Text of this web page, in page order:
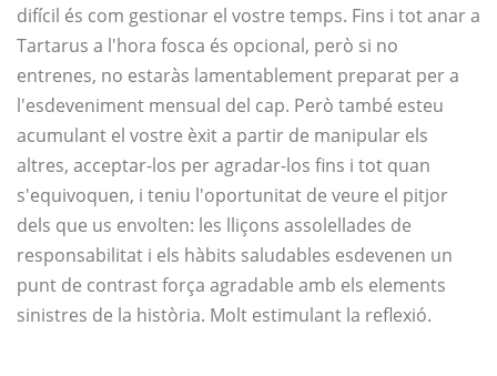
difícil és com gestionar el vostre temps. Fins i tot anar a
Tartarus a l'hora fosca és opcional, però si no
entrenes, no estaràs lamentablement preparat per a
l'esdeveniment mensual del cap. Però també esteu
acumulant el vostre èxit a partir de manipular els
altres, acceptar-los per agradar-los fins i tot quan
s'equivoquen, i teniu l'oportunitat de veure el pitjor
dels que us envolten: les lliçons assolellades de
responsabilitat i els hàbits saludables esdevenen un
punt de contrast força agradable amb els elements
sinistres de la història. Molt estimulant la reflexió.